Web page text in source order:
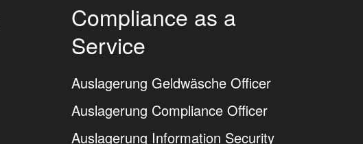
Compliance as a
Service
Auslagerung Geldwäsche Officer
Auslagerung Compliance Officer
Auslagerung Information Security